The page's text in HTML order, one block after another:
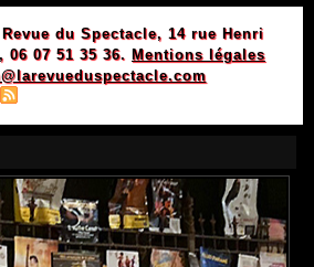
du Spectacle, 14 rue Henri
06 07 51 35 36. Mentions légales